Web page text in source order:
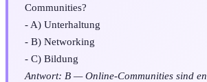
Communities?
- A) Unterhaltung
- B) Networking
- C) Bildung
Antwort: B — Online-Communities sind